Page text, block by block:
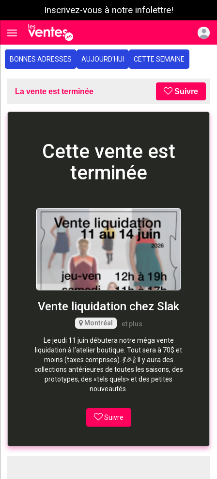
Inscrivez-vous à notre infolettre!
Toggle navigation
BONNES ADRESSES AUJOURD'HUI CETTE SEMAINE
La vente est terminée Suivre
Cette vente est
terminée
Vente liquidation chez Slak
Montréal et plus
Le jeudi 11 juin débutera notre méga vente
liquidation à l’atelier boutique. Tout sera à 70$ et
moins (taxes comprises). 💃🎉🍾 Il y aura des
collections antérieures de toutes les saisons, des
prototypes, des «tels quels» et des petites
nouveautés.
Suivre